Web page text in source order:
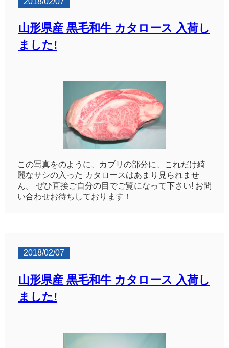
山形県産 黒毛和牛 カタロース 入荷し
ました!
この写真をのように、カブリの部分に、これだけ綺
麗なサシの入った カタロースはあまり見られませ
ん。 ぜひ直接ご自分の目でご覧になって下さい! お問
い合わせお待ちしております！
2018/02/07
山形県産 黒毛和牛 カタロース 入荷し
ました!